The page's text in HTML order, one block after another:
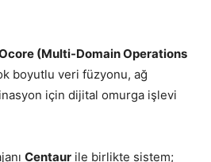
(Multi-Domain Operations
boyutlu veri füzyonu, ağ
için dijital omurga işlevi
Centaur ile birlikte sistem;